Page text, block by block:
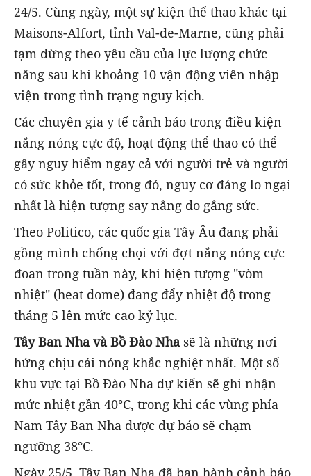
24/5. Cùng ngày, một sự kiện thể thao khác tại
Maisons-Alfort, tỉnh Val-de-Marne, cũng phải
tạm dừng theo yêu cầu của lực lượng chức
năng sau khi khoảng 10 vận động viên nhập
viện trong tình trạng nguy kịch.
Các chuyên gia y tế cảnh báo trong điều kiện
nắng nóng cực độ, hoạt động thể thao có thể
gây nguy hiểm ngay cả với người trẻ và người
có sức khỏe tốt, trong đó, nguy cơ đáng lo ngại
nhất là hiện tượng say nắng do gắng sức.
Theo Politico, các quốc gia Tây Âu đang phải
gồng mình chống chọi với đợt nắng nóng cực
đoan trong tuần này, khi hiện tượng "vòm
nhiệt" (heat dome) đang đẩy nhiệt độ trong
tháng 5 lên mức cao kỷ lục.
Tây Ban Nha và Bồ Đào Nhasẽ là những nơi
hứng chịu cái nóng khắc nghiệt nhất. Một số
khu vực tại Bồ Đào Nha dự kiến sẽ ghi nhận
mức nhiệt gần 40°C, trong khi các vùng phía
Nam Tây Ban Nha được dự báo sẽ chạm
ngưỡng 38°C.